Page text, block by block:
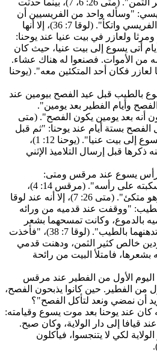
"وسأله واحد من الفريسيين أن
يأكل معه، فدخل بيت الفريسي واتكأ". (لوقا 7: 36)، إلا أنها
ولعازر في بيت عنيا عند يوحنا:
أتى يسوع إلى بيت عنيا، حيث كان
من الأموات. فصنعوا له هناك عشاء.
فكان أحد المتكئين معه". (يوحنا
بالطيب قبل عيد الفصح بيومين عند
وأيام الفطير بعد يومين".
"تعلمون أنه بعد يومين يكون الفصح". (متى
الفصح بستة أيام عند يوحنا: "ثم قبل
الفصح بستة أيام أتى يسوع إلى بيت عنيا". (يوحنا 12: 1)،
قبل إرسال التلاميذ الإثني
يسوع عند مرقس ومتى:
"فكسرت القارورة وسكبته على رأسه". (مرقس 14: 4)،
"فسكبته على رأسه وهو متكئ". (متى 26: 7)، إلا أنه عند لوقا
"ووقفت عند قدميه من ورائه
بالدموع، وكانت تمسحهما بشعر
رأسها، وتقبل قدميه وتدهنهما بالطيب". (لوقا 7: 38)، "فأخذت
خالص كثير الثمن، ودهنت قدمي
فامتلأ البيت من رائحة
الأول من الفطير عند مرقس
من الفطير. حين كانوا يذبحون الفصح،
أن نمضي ونعد لتأكل الفصح"؟
إلا أنه كان عند يوحنا بعد موت يسوع وقيامته:
قيافا إلى دار الولاية، وكان صبح.
لكي لا يتنجسوا، فيأكلون